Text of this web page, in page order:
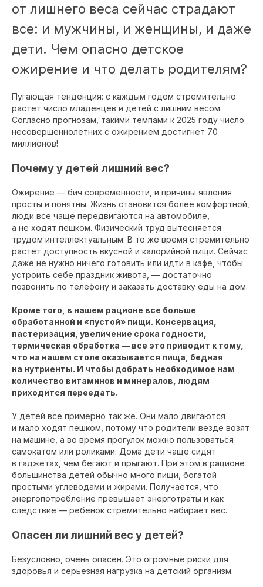
от лишнего веса сейчас страдают
все: и мужчины, и женщины, и даже
дети. Чем опасно детское
ожирение и что делать родителям?
Пугающая тенденция: с каждым годом стремительно
растет число младенцев и детей с лишним весом.
Согласно прогнозам, такими темпами к 2025 году число
несовершеннолетних с ожирением достигнет 70
миллионов!
Почему у детей лишний вес?
Ожирение — бич современности, и причины явления
просты и понятны. Жизнь становится более комфортной,
люди все чаще передвигаются на автомобиле,
а не ходят пешком. Физический труд вытесняется
трудом интеллектуальным. В то же время стремительно
растет доступность вкусной и калорийной пищи. Сейчас
даже не нужно ничего готовить или идти в кафе, чтобы
устроить себе праздник живота, — достаточно
позвонить по телефону и заказать доставку еды на дом.
Кроме того, в нашем рационе все больше
обработанной и «пустой» пищи. Консервация,
пастеризация, увеличение срока годности,
термическая обработка — все это приводит к тому,
что на нашем столе оказывается пища, бедная
на нутриенты. И чтобы добрать необходимое нам
количество витаминов и минералов, людям
приходится переедать.
У детей все примерно так же. Они мало двигаются
и мало ходят пешком, потому что родители везде возят
на машине, а во время прогулок можно пользоваться
самокатом или роликами. Дома дети чаще сидят
в гаджетах, чем бегают и прыгают. При этом в рационе
большинства детей обычно много пищи, богатой
простыми углеводами и жирами. Получается, что
энергопотребление превышает энерготраты и как
следствие — ребенок стремительно набирает вес.
Опасен ли лишний вес у детей?
Безусловно, очень опасен. Это огромные риски для
здоровья и серьезная нагрузка на детский организм.